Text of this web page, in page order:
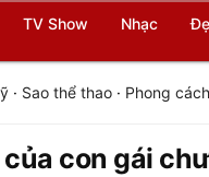
TV Show Nhạc
· Sao thể thao · Phong
con gái